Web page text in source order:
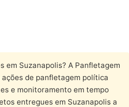
em Suzanapolis? A Panfletagem
ações de panfletagem política
e monitoramento em tempo
entregues em Suzanapolis a